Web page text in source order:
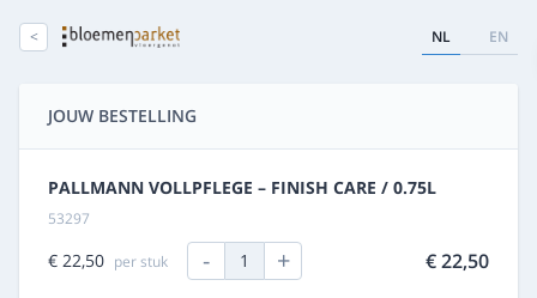
< NL EN
JOUW BESTELLING
PALLMANN VOLLPFLEGE – FINISH CARE / 0.75L
53297
€ 22,50 per stuk - 1 + € 22,50